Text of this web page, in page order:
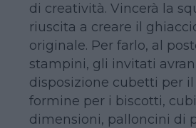
di creatività. Vincerà la
riuscita a creare il
originale. Per farlo, al
stampini, gli invitati
disposizione cubetti per
formine per i biscotti,
dimensioni, palloncini di